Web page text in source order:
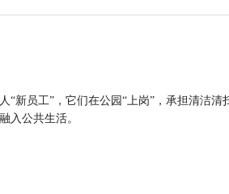
“新员工”，它们在公园“上岗”，承担清洁
入公共生活。